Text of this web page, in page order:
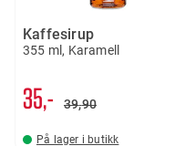
Kaffesirup
355 ml, Karamell
35,- 39 90
På lager i butikk